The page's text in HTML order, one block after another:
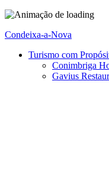
Condeixa-a-Nova
Turismo com
Conimbriga
Gavius